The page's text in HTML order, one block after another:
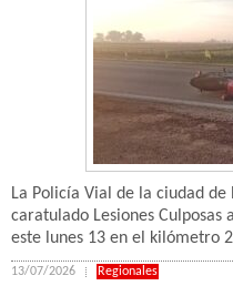
La Policía Vial de la ciudad
caratulado Lesiones
este lunes 13 en el kilómetro
13/07/2026 Regionales